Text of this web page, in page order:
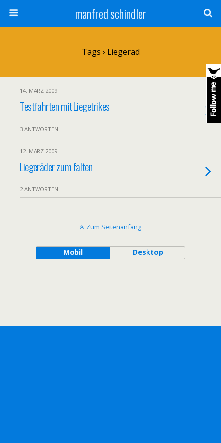
manfred schindler
Tags › Liegerad
14. MÄRZ 2009
Testfahrten mit Liegetrikes
3 ANTWORTEN
12. MÄRZ 2009
Liegeräder zum falten
2 ANTWORTEN
Zum Seitenanfang
Mobil Desktop